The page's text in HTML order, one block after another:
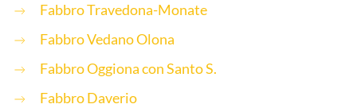
Fabbro Travedona-Monate
Fabbro Vedano Olona
Fabbro Oggiona con Santo S.
Fabbro Daverio